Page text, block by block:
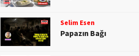
Selim Esen
Papazın Bağı